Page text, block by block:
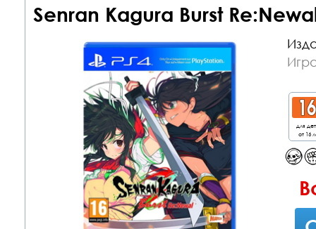
Senran Kagura Burst
для
от 16